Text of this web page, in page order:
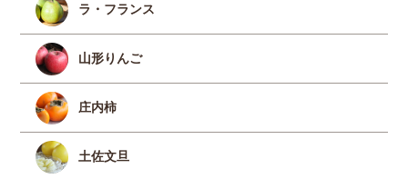
ラ・フランス
山形りんご
庄内柿
土佐文旦